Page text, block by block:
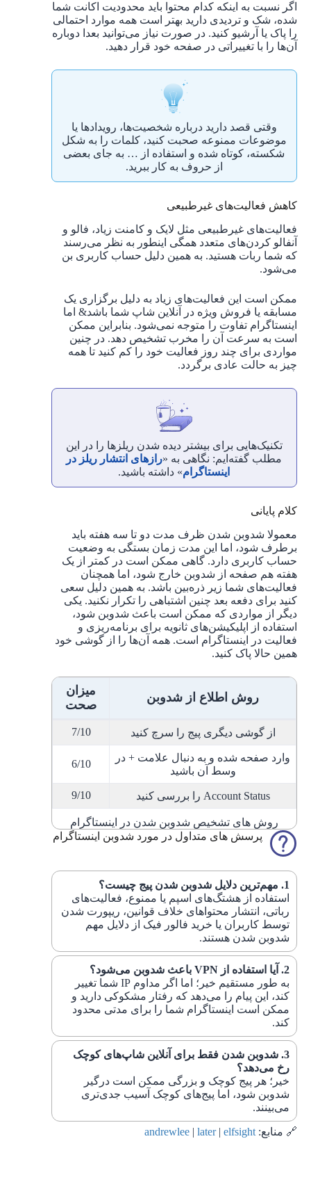
اگر نسبت به اینکه کدام محتوا باید محدودیت اکانت شما
شده، شک و تردیدی دارید بهتر است همه موارد احتمالی
را پاک یا آرشیو کنید. در صورت نیاز می‌توانید بعدا دوباره
آن‌ها را با تغییراتی در صفحه خود قرار دهید.
وقتی قصد دارید درباره شخصیت‌ها، رویدادها یا
موضوعات ممنوعه صحبت کنید، کلمات را به شکل
شکسته، کوتاه شده و استفاده از … به جای بعضی
از حروف به کار ببرید.
کاهش فعالیت‌های غیرطبیعی
فعالیت‌های غیرطبیعی مثل لایک و کامنت زیاد، فالو و
آنفالو کردن‌های متعدد همگی اینطور به نظر می‌رسند
که شما ربات هستید. به همین دلیل حساب کاربری بن
می‌شود.
ممکن است این فعالیت‌های زیاد به دلیل برگزاری یک
مسابقه یا فروش ویژه در آنلاین شاپ شما باشد& اما
اینستاگرام تفاوت را متوجه نمی‌شود. بنابراین ممکن
است به سرعت آن را مخرب تشخیص دهد. در چنین
مواردی برای چند روز فعالیت خود را کم کنید تا همه
چیز به حالت عادی برگردد.
تکنیک‌هایی برای بیشتر دیده شدن ریلزها را در این
مطلب گفته‌ایم: نگاهی به «رازهای انتشار ریلز در
اینستاگرام» داشته باشید.
کلام پایانی
معمولا شدوبن شدن ظرف مدت دو تا سه هفته باید
برطرف شود، اما این مدت زمان بستگی به وضعیت
حساب کاربری دارد. گاهی ممکن است در کمتر از یک
هفته هم صفحه از شدوبن خارج شود، اما همچنان
فعالیت‌های شما زیر ذره‌بین باشد. به همین دلیل سعی
کنید برای دفعه بعد چنین اشتباهی را تکرار نکنید. یکی
دیگر از مواردی که ممکن است باعث شدوبن شود،
استفاده از اپلیکیشن‌های ثانویه برای برنامه‌ریزی و
فعالیت در اینستاگرام است. همه آن‌ها را از گوشی خود
همین حالا پاک کنید.
روش اطلاع از شدوبن
میزان
صحت
از گوشی دیگری پیج را سرچ کنید 7/10
وارد صفحه شده و به دنبال علامت + در
وسط آن باشید
6/10
Account Status را بررسی کنید 9/10
روش های تشخیص شدوبن شدن در اینستاگرام
پرسش های متداول در مورد شدوبن اینستاگرام
مهم‌ترین دلایل شدوبن شدن پیج چیست؟
استفاده از هشتگ‌های اسپم یا ممنوع، فعالیت‌های
رباتی، انتشار محتواهای خلاف قوانین، ریپورت شدن
توسط کاربران یا خرید فالور فیک از دلایل مهم
شدوبن شدن هستند.
آیا استفاده از VPN باعث شدوبن می‌شود؟
به طور مستقیم خیر؛ اما اگر مداوم IP شما تغییر
کند، این پیام را می‌دهد که رفتار مشکوکی دارید و
ممکن است اینستاگرام شما را برای مدتی محدود
کند.
شدوبن شدن فقط برای آنلاین شاپ‌های کوچک
رخ می‌دهد؟
خیر؛ هر پیج کوچک و بزرگی ممکن است درگیر
شدوبن شود، اما پیج‌های کوچک آسیب جدی‌تری
می‌بینند.
🔗 منابع: andrewlee | later| elfsight